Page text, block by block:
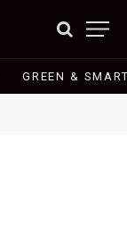
GREEN &